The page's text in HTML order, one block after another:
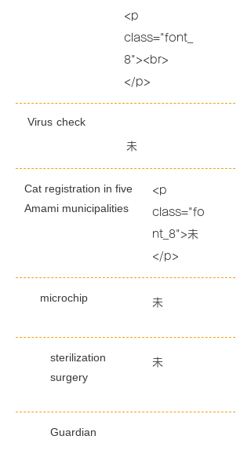
<p
class="font_
8"><br>
</p>
Virus check
未
Cat registration in five
Amami municipalities
<p
class="fo
nt_8">未
</p>
microchip 未
sterilization
surgery
未
Guardian